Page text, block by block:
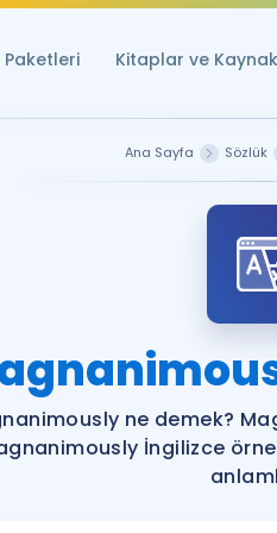
Paketleri Kitaplar ve
Ana Sayfa Sözlük
ne demek?
İngilizce